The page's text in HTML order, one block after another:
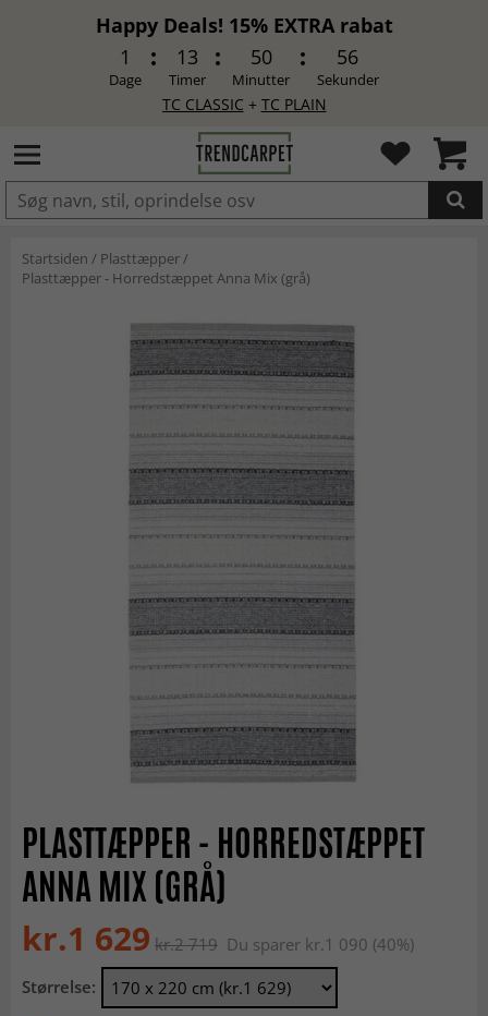
Happy Deals! 15% EXTRA rabat
1
Dage
13
Timer
50
Minutter
55
Sekunder
TC CLASSIC + TC PLAIN
LAGT I INDKØBSKURVEN.
Startsiden / Plasttæpper/
Plasttæpper - Horredstæppet Anna Mix (grå)
PLASTTÆPPER - HORREDSTÆPPET
ANNA MIX (GRÅ)
kr.1 629 kr.2 719 Du sparer kr.1 090 (40%)
Størrelse: